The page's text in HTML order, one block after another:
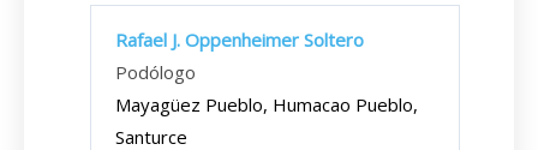
Rafael J. Oppenheimer Soltero
Podólogo
Mayagüez Pueblo, Humacao Pueblo,
Santurce